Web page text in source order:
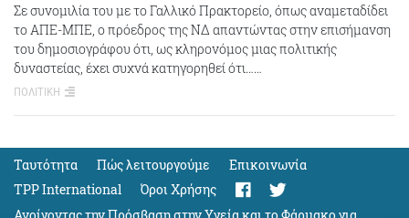
Σε συνομιλία του με το Γαλλικό Πρακτορείο, όπως αναμεταδίδει
το ΑΠΕ-ΜΠΕ, ο πρόεδρος της ΝΔ απαντώντας στην επισήμανση
του δημοσιογράφου ότι, ως κληρονόμος μιας πολιτικής
δυναστείας, έχει συχνά κατηγορηθεί ότι……
ΠΟΛΙΤΙΚΗ
Ταυτότητα Πώς λειτουργούμε
Eπικοινωνία
TPP International
Όροι Χρήσης